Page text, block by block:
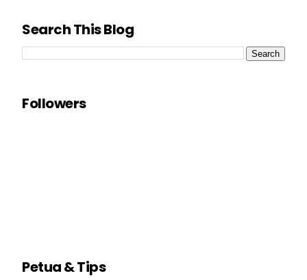
Search This Blog
Followers
Petua & Tips